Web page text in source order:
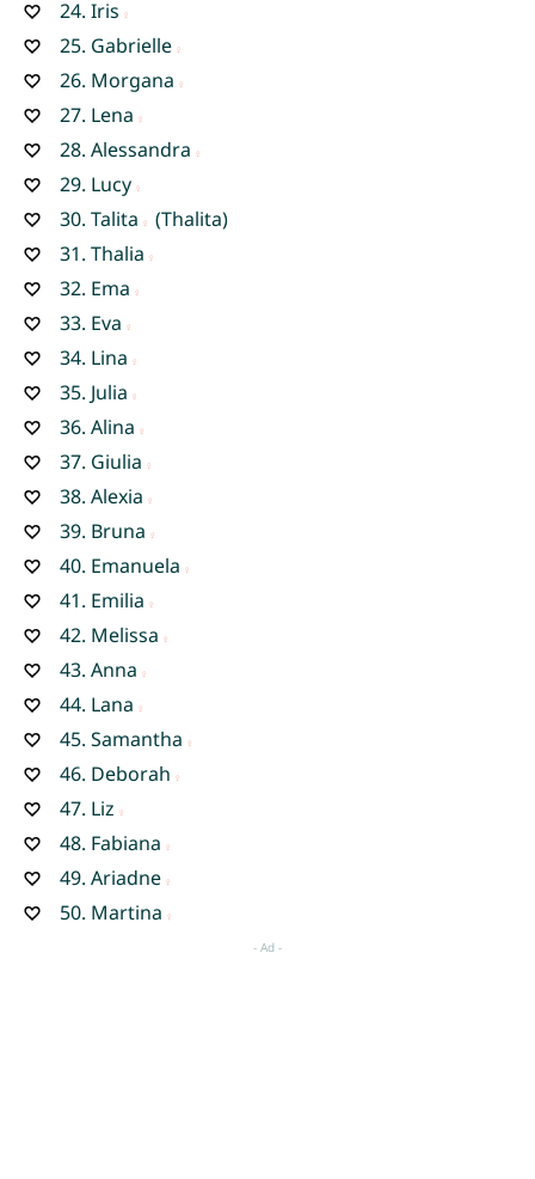
24. Iris
25. Gabrielle
26. Morgana
27. Lena
28. Alessandra
29. Lucy
30. Talita
(Thalita)
31. Thalia
32. Ema
33. Eva
34. Lina
35. Julia
36. Alina
37. Giulia
38. Alexia
39. Bruna
40. Emanuela
41. Emilia
42. Melissa
43. Anna
44. Lana
45. Samantha
46. Deborah
47. Liz
48. Fabiana
49. Ariadne
50. Martina